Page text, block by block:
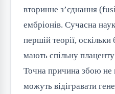
вторинне з’єднання
ембріонів. Сучасна
першій теорії, оскільки
мають спільну
Точна причина збою не
можуть відігравати